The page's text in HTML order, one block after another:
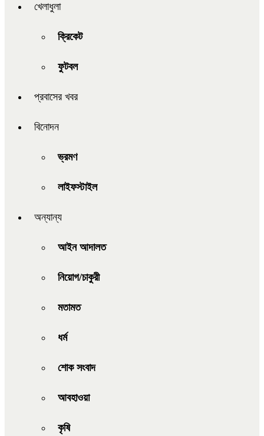
খেলাধুলা
ক্রিকেট
ফুটবল
প্রবাসের খবর
বিনোদন
ভ্রমণ
লাইফস্টাইল
অন্যান্য
আইন আদালত
নিয়োগ/চাকুরী
মতামত
ধর্ম
শোক সংবাদ
আবহাওয়া
কৃষি